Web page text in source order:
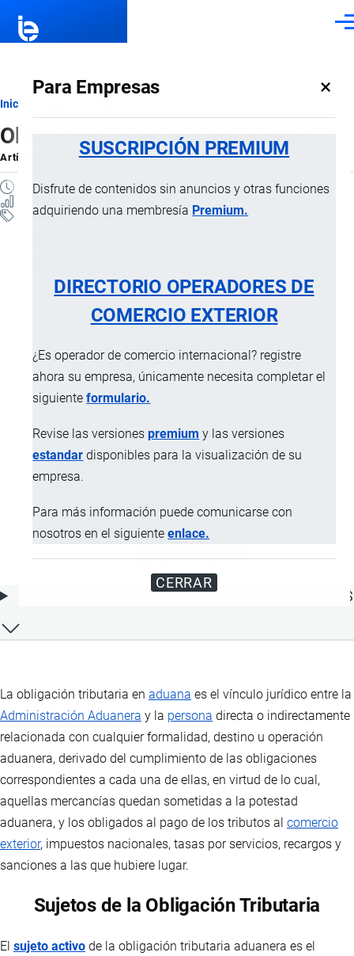
Para Empresas ×
SUSCRIPCIÓN PREMIUM
Disfrute de contenidos sin anuncios y otras funciones
adquiriendo una membresía Premium.
DIRECTORIO OPERADORES DE
COMERCIO EXTERIOR
¿Es operador de comercio internacional? registre
ahora su empresa, únicamente necesita completar el
siguienteformulario.
Revise las versionespremium y las versiones
estandar disponibles para la visualización de su
empresa.
Para más información puede comunicarse con
nosotros en el siguienteenlace.
CERRAR
Ruta
de
navegación
Inicio
Obligación Tributaria en Aduana
Artículo Jaime Mise, 11 Septiembre, 2024
8 MINUTOS
Impuestos Aduaneros
ÍNDICE DE CONTENIDOS
La obligación tributaria en aduana es el vínculo jurídico entre la
Administración Aduanera y la persona directa o indirectamente
relacionada con cualquier formalidad, destino u operación
aduanera, derivado del cumplimiento de las obligaciones
correspondientes a cada una de ellas, en virtud de lo cual,
aquellas mercancías quedan sometidas a la potestad
aduanera, y los obligados al pago de los tributos al comercio
exterior, impuestos nacionales, tasas por servicios, recargos y
sanciones a las que hubiere lugar.
Sujetos de la Obligación Tributaria
El sujeto activo de la obligación tributaria aduanera es el